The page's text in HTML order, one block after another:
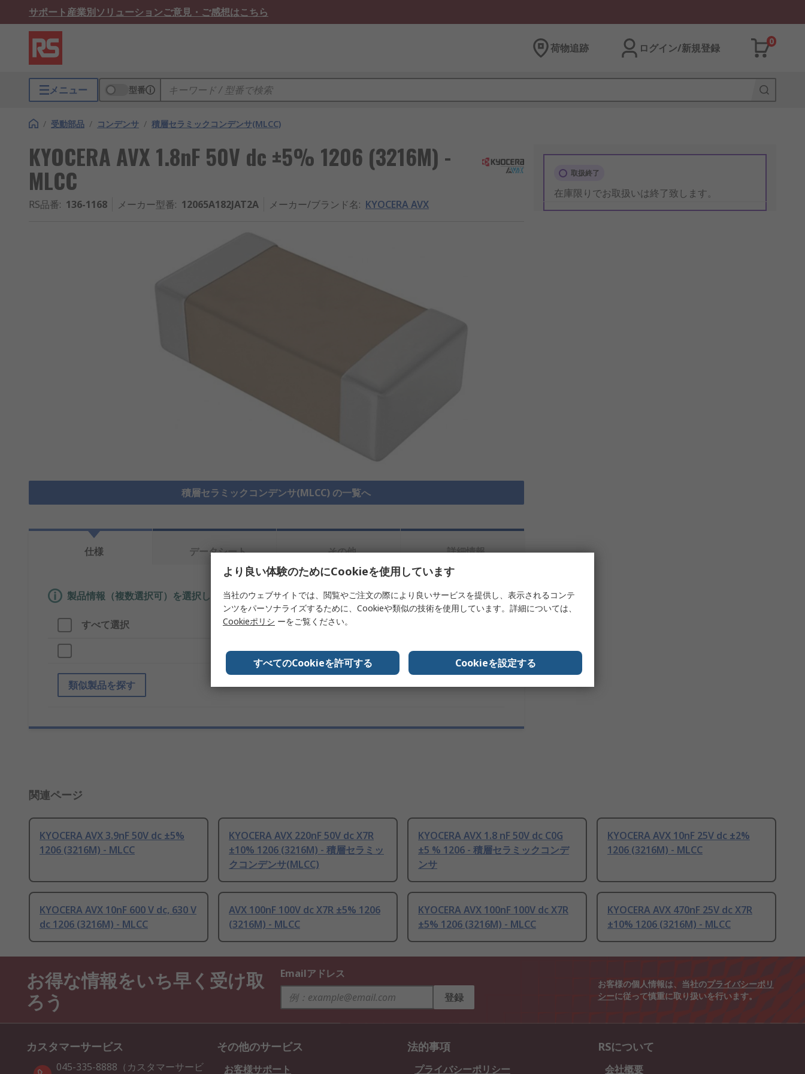
サポート産業別ソリューションご意見・ご感想はこちら
荷物追跡 ログイン/新規登録
0
メニュー 型番
/ 受動部品 / コンデンサ / 積層セラミックコンデンサ(MLCC)
KYOCERA AVX 1.8nF 50V dc ±5% 1206 (3216M) -
MLCC
RS品番: 136-1168 メーカー型番: 12065A182JAT2A メーカー/ブランド名: KYOCERA AVX
積層セラミックコンデンサ(MLCC) の一覧へ
取扱終了
在庫限りでお取扱いは終了致します。
仕様 データシート その他 詳細情報
製品情報（複数選択可）を選択して、類似製品を検索します。
すべて選択 製品情報
ブランド KYOCERA AVX
類似製品を探す
関連ページ
KYOCERA AVX 3.9nF 50V dc ±5%
1206 (3216M) - MLCC
KYOCERA AVX 220nF 50V dc X7R
±10% 1206 (3216M) - 積層セラミッ
クコンデンサ(MLCC)
KYOCERA AVX 1.8 nF 50V dc C0G
±5 % 1206 - 積層セラミックコンデ
ンサ
KYOCERA AVX 10nF 25V dc ±2%
1206 (3216M) - MLCC
KYOCERA AVX 10nF 600 V dc, 630 V
dc 1206 (3216M) - MLCC
AVX 100nF 100V dc X7R ±5% 1206
(3216M) - MLCC
KYOCERA AVX 100nF 100V dc X7R
±5% 1206 (3216M) - MLCC
KYOCERA AVX 470nF 25V dc X7R
±10% 1206 (3216M) - MLCC
お得な情報をいち早く受け取
ろう
Emailアドレス
登録
お客様の個人情報は、当社のプライバシーポリ
シーに従って慎重に取り扱いを行います。
カスタマーサービス
045-335-8888（カスタマーサービ
その他のサービス
お客様サポート
法的事項
プライバシーポリシー
RSについて
会社概要
より良い体験のためにCookieを使用しています
当社のウェブサイトでは、閲覧やご注文の際により良いサービスを提供し、表示されるコンテ
ンツをパーソナライズするために、Cookieや類似の技術を使用しています。詳細については、
Cookieポリシ ーをご覧ください。
すべてのCookieを許可する Cookieを設定する